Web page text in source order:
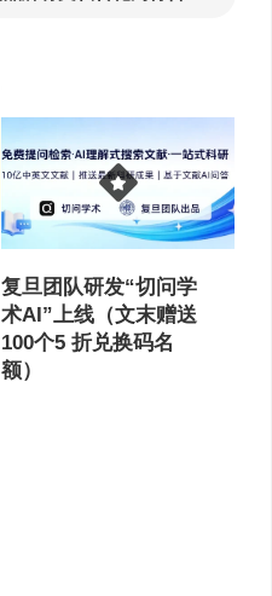
复旦团队研发“切问学
术AI”上线（文末赠送
100个5 折兑换码名
额）